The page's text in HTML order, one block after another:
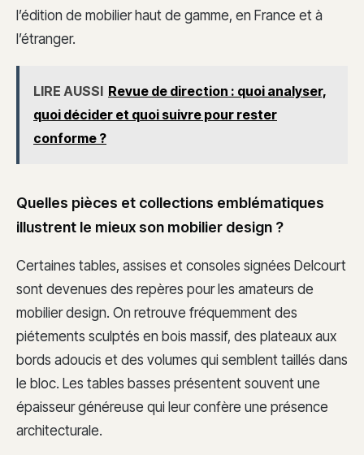
l’édition de mobilier haut de gamme, en France et à
l’étranger.
LIRE AUSSI Revue de direction : quoi analyser,
quoi décider et quoi suivre pour rester
conforme ?
Quelles pièces et collections emblématiques
illustrent le mieux son mobilier design ?
Certaines tables, assises et consoles signées Delcourt
sont devenues des repères pour les amateurs de
mobilier design. On retrouve fréquemment des
piétements sculptés en bois massif, des plateaux aux
bords adoucis et des volumes qui semblent taillés dans
le bloc. Les tables basses présentent souvent une
épaisseur généreuse qui leur confère une présence
architecturale.